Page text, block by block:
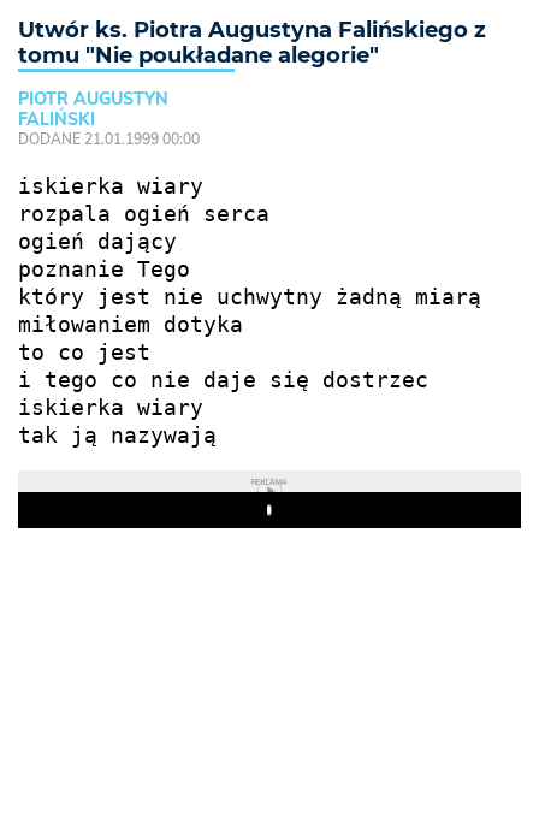
Utwór ks. Piotra Augustyna Falińskiego z
tomu "Nie poukładane alegorie"
PIOTR AUGUSTYN
FALIŃSKI
DODANE 21.01.1999 00:00
iskierka wiary
rozpala ogień serca
ogień dający
poznanie Tego
który jest nie uchwytny żadną miarą
miłowaniem dotyka
to co jest
i tego co nie daje się dostrzec
iskierka wiary
tak ją nazywają
REKLAMA
Play